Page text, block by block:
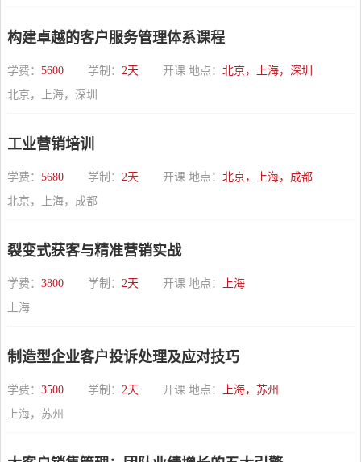
构建卓越的客户服务管理体系课程
学费： 5600 学制： 2天 开课 地点： 北京，上海，深圳
北京，上海，深圳
工业营销培训
学费： 5680 学制： 2天 开课 地点： 北京，上海，成都
北京，上海，成都
裂变式获客与精准营销实战
学费： 3800 学制： 2天 开课 地点：
上海
上海
制造型企业客户投诉处理及应对技巧
学费： 3500 学制： 2天 开课 地点：
上海，苏州
上海，苏州